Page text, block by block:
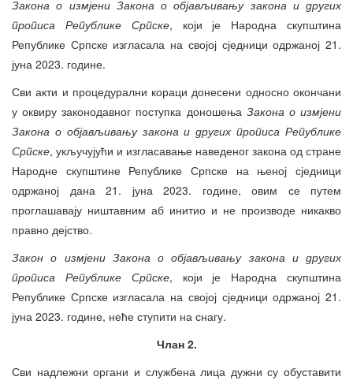
Закона о измјени Закона о објављивању закона и других
прописа Републике Српске, који је Народна скупштина
Републике Српске изгласала на својој сједници одржаној 21.
јуна 2023. године.
Сви акти и процедурални кораци донесени односно окончани
у оквиру законодавног поступка доношења Закона о измјени
Закона о објављивању закона и других прописа Републике
Српске, укључујући и изгласавање наведеног закона од стране
Народне скупштине Републике Српске на њеној сједници
одржаној дана 21. јуна 2023. године, овим се путем
проглашавају ништавним аб инитио и не производе никакво
правно дејство.
Закон о измјени Закона о објављивању закона и других
прописа Републике Српске, који је Народна скупштина
Републике Српске изгласала на својој сједници одржаној 21.
јуна 2023. године, неће ступити на снагу.
Члан 2.
Сви надлежни органи и службена лица дужни су обуставити